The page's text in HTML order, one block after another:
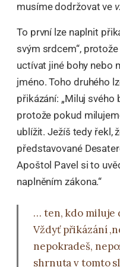
musíme dodržovat ve
To první lze naplnit
svým srdcem“,
uctívat jiné bohy nebo
jméno. Toho druhého
přikázání: „Miluj svého
protože pokud
ublížit. Ježíš tedy řekl,
představované
Apoštol Pavel si to
naplněním zákona.“
… ten, kdo miluje
Vždyť přikázání
nepokradeš,
shrnuta v tomto